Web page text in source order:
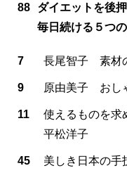
88
ダイエットを後押
毎日続ける５つの
7 長尾智子 素材
9 原由美子 おし
11
使えるものを
平松洋子
45 美しき日本の